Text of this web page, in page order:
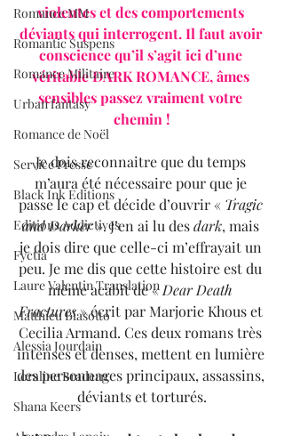
Romance MM
Romantic Suspens
Romance Militaire
Urban fantasy
Romance de Noël
Service Presse
Black Ink Editions
Editions Addictives
Fyctia
Laure Valentin Translation
Matthieu Biasotto
Alessia Jourdain
Loraline Bradern
Shana Keers
violentes et des comportements
déviants qui interrogent. Il faut avoir
conscience qu’il s’agit ici d’une
véritable DARK ROMANCE, âmes
sensibles passez vraiment votre
chemin !
Je dois reconnaitre que du temps
m’aura été nécessaire pour que je
passe le cap et décide d’ouvrir « Tragic
and Darker ». J’en ai lu des dark, mais
je dois dire que celle-ci m’effrayait un
peu. Je me dis que cette histoire est du
même acabit de « Dear Death
Fractures » écrit par Marjorie Khous et
Cecilia Armand. Ces deux romans très
intenses et denses, mettent en lumière
des personnages principaux, assassins,
déviants et torturés.